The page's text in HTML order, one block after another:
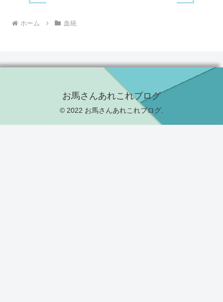
ホーム 血統
お馬さんあれこれブログ
© 2022 お馬さんあれこれブログ.